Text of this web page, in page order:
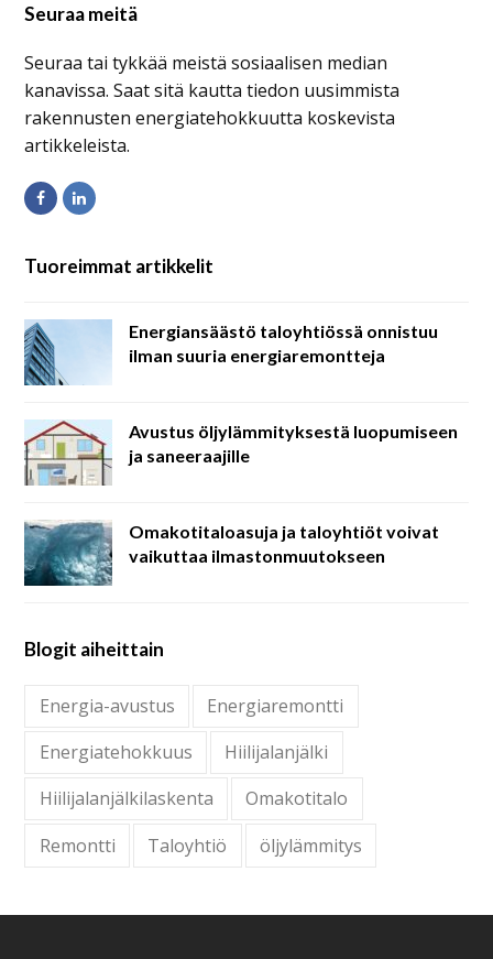
Seuraa meitä
Seuraa tai tykkää meistä sosiaalisen median
kanavissa. Saat sitä kautta tiedon uusimmista
rakennusten energiatehokkuutta koskevista
artikkeleista.
FacebookLinkedIn
Tuoreimmat artikkelit
Energiansäästö taloyhtiössä onnistuu
ilman suuria energiaremontteja
Avustus öljylämmityksestä luopumiseen
ja saneeraajille
Omakotitaloasuja ja taloyhtiöt voivat
vaikuttaa ilmastonmuutokseen
Blogit aiheittain
Energia-avustus
Energiaremontti
Energiatehokkuus
Hiilijalanjälki
Hiilijalanjälkilaskenta
Omakotitalo
Remontti
Taloyhtiö öljylämmitys